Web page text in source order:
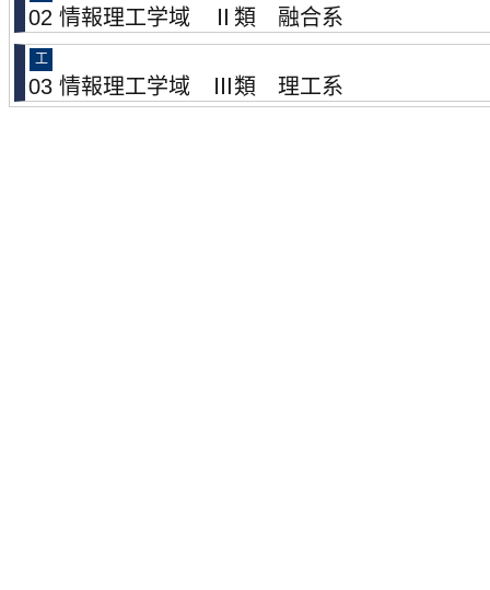
02 情報理工学域 Ⅱ類 融合系
工
03 情報理工学域 Ⅲ類 理工系